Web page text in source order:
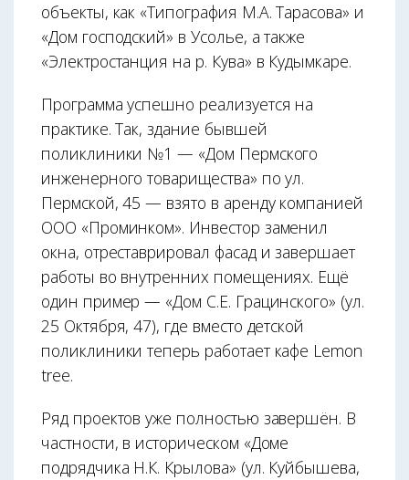
объекты, как «Типография М.А. Тарасова» и
«Дом господский» в Усолье, а также
«Электростанция на р. Кува» в Кудымкаре.
Программа успешно реализуется на
практике. Так, здание бывшей
поликлиники №1 — «Дом Пермского
инженерного товарищества» по ул.
Пермской, 45 — взято в аренду компанией
ООО «Проминком». Инвестор заменил
окна, отреставрировал фасад и завершает
работы во внутренних помещениях. Ещё
один пример — «Дом С.Е. Грацинского» (ул.
25 Октября, 47), где вместо детской
поликлиники теперь работает кафе Lemon
tree.
Ряд проектов уже полностью завершён. В
частности, в историческом «Доме
подрядчика Н.К. Крылова» (ул. Куйбышева,